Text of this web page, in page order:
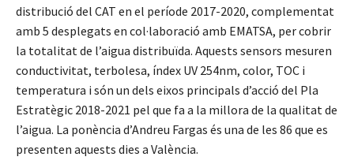
distribució del CAT en el període 2017-2020, complementat
amb 5 desplegats en col·laboració amb EMATSA, per cobrir
la totalitat de l’aigua distribuïda. Aquests sensors mesuren
conductivitat, terbolesa, índex UV 254nm, color, TOC i
temperatura i són un dels eixos principals d’acció del Pla
Estratègic 2018-2021 pel que fa a la millora de la qualitat de
l’aigua. La ponència d’Andreu Fargas és una de les 86 que es
presenten aquests dies a València.